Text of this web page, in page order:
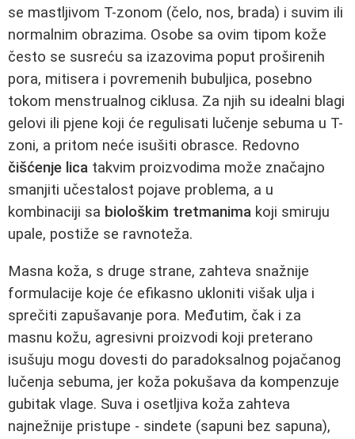
se mastljivom T-zonom (čelo, nos, brada) i suvim ili
normalnim obrazima. Osobe sa ovim tipom kože
često se susreću sa izazovima poput proširenih
pora, mitisera i povremenih bubuljica, posebno
tokom menstrualnog ciklusa. Za njih su idealni blagi
gelovi ili pjene koji će regulisati lučenje sebuma u T-
zoni, a pritom neće isušiti obrasce. Redovno
čišćenje lica takvim proizvodima može značajno
smanjiti učestalost pojave problema, a u
kombinaciji sa biološkim tretmanima koji smiruju
upale, postiže se ravnoteža.
Masna koža, s druge strane, zahteva snažnije
formulacije koje će efikasno ukloniti višak ulja i
sprečiti zapušavanje pora. Međutim, čak i za
masnu kožu, agresivni proizvodi koji preterano
isušuju mogu dovesti do paradoksalnog pojačanog
lučenja sebuma, jer koža pokušava da kompenzuje
gubitak vlage. Suva i osetljiva koža zahteva
najnežnije pristupe - sindete (sapuni bez sapuna),